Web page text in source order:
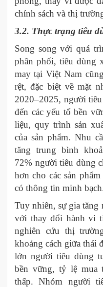
chính sách và thị
3.2. Thực trạng tiêu
Song song với quá
phân phối, tiêu dùng
may tại Việt Nam
rệt, đặc biệt về mặt
2020–2025, người
đến các yếu tố bền
liệu, quy trình sản
của sản phẩm. Nhu
tăng trung bình
72% người tiêu dùng
hơn cho các sản
có thông tin minh
Tuy nhiên, sự gia tăng
với thay đổi hành vi
nghiên cứu thị
khoảng cách giữa thái
lớn người tiêu dùng
bền vững, tỷ lệ mua
thấp. Nhóm người